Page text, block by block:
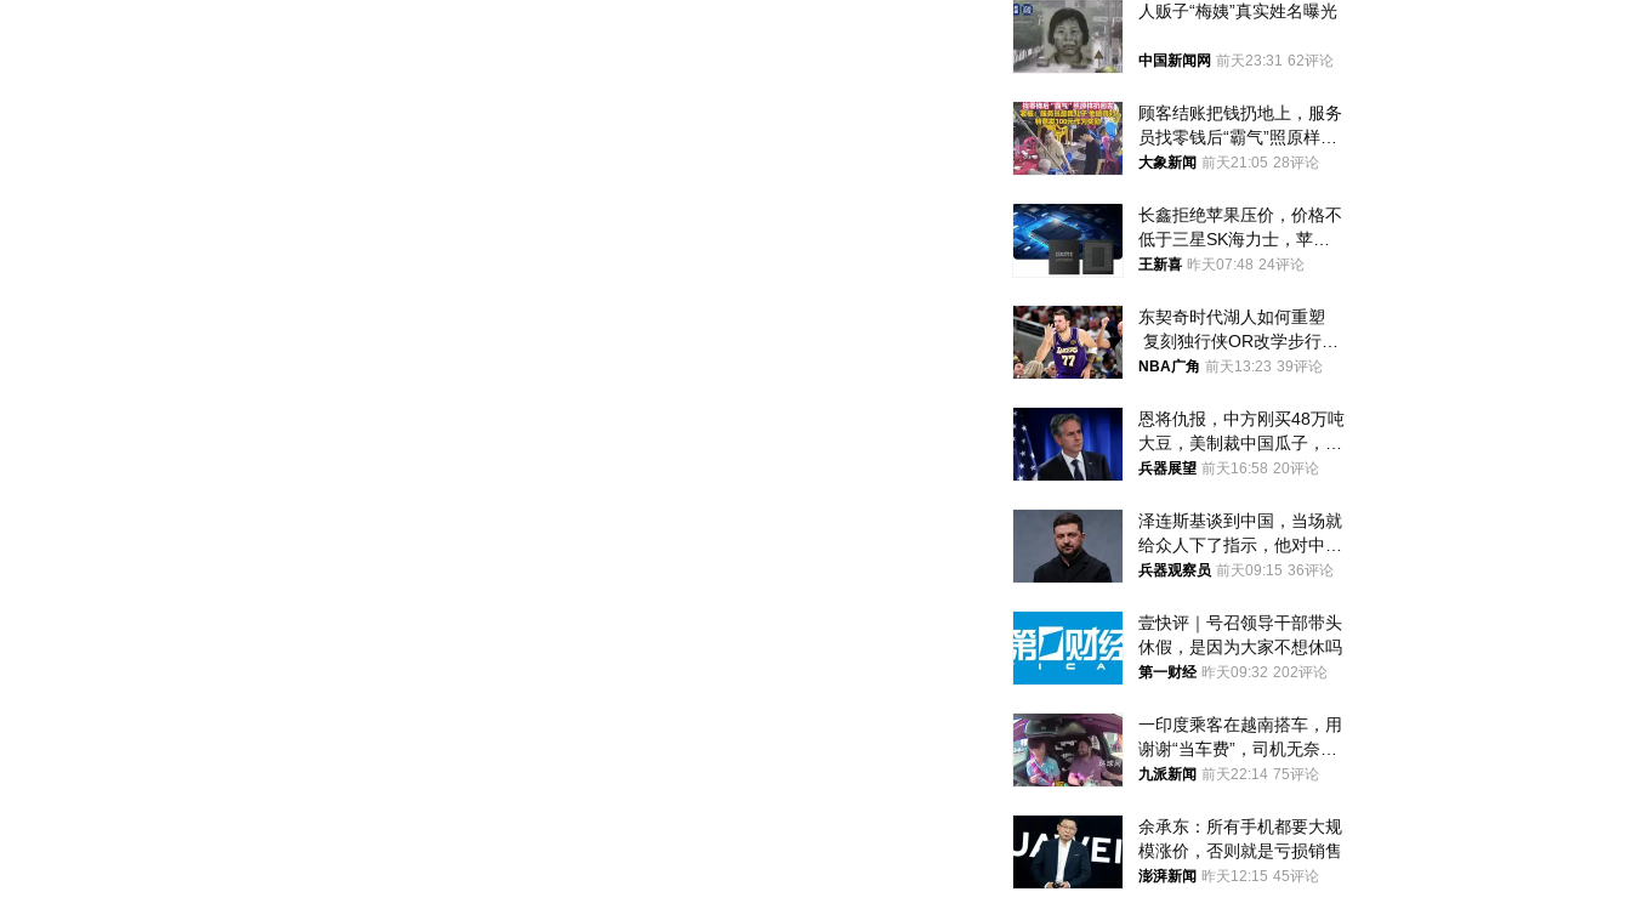
人贩子“梅姨”真实姓名曝光
中国新闻网 前天23:31 62评论
顾客结账把钱扔地上，服务
员找零钱后“霸气”照原样扔
回去
大象新闻 前天21:05 28评论
长鑫拒绝苹果压价，价格不
低于三星SK海力士，苹果
失去了议价权
王新喜 昨天07:48 24评论
东契奇时代湖人如何重塑
复刻独行侠OR改学步行
者？
NBA广角 前天13:23 39评论
恩将仇报，中方刚买48万吨
大豆，美制裁中国瓜子，布
林肯措辞变了
兵器展望 前天16:58 20评论
泽连斯基谈到中国，当场就
给众人下了指示，他对中国
和中乌关系，显然又有了新
兵器观察员 前天09:15 36评论
壹快评｜号召领导干部带头
休假，是因为大家不想休吗
第一财经 昨天09:32 202评论
一印度乘客在越南搭车，用
谢谢“当车费”，司机无奈发
笑；印度网友：不代表印度
九派新闻 前天22:14 75评论
余承东：所有手机都要大规
模涨价，否则就是亏损销售
澎湃新闻 昨天12:15 45评论